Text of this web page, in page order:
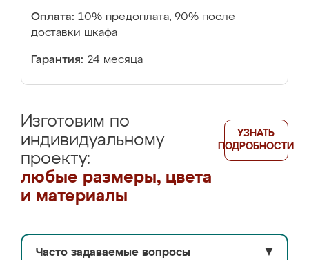
Оплата: 10% предоплата, 90% после
доставки шкафа
Гарантия: 24 месяца
Изготовим по
индивидуальному
проекту:
любые размеры, цвета
и материалы
УЗНАТЬ
ПОДРОБНОСТИ
Часто задаваемые вопросы ▼